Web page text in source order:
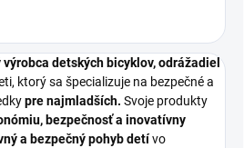
detských bicyklov, odrážadiel
ktorý sa špecializuje na bezpečné a
pre najmladších. Svoje produkty
bezpečnosť a inovatívny
a bezpečný pohyb detívo